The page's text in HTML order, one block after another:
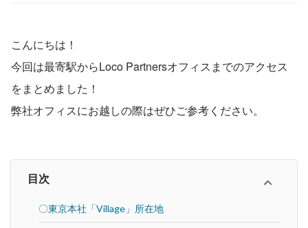
こんにちは！
今回は最寄駅からLoco Partnersオフィスまでのアクセス
をまとめました！
弊社オフィスにお越しの際はぜひご参考ください。
目次
〇東京本社「Village」所在地